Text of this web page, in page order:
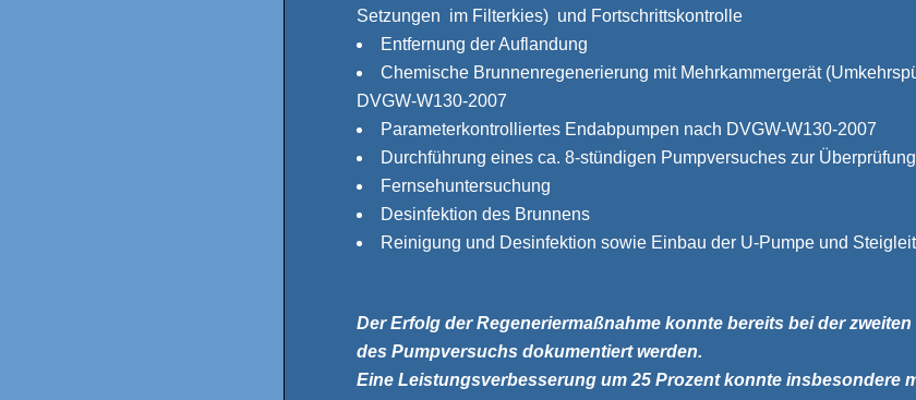
Setzungen im Filterkies) und Fortschrittskontrolle
Entfernung der Auflandung
Chemische Brunnenregenerierung mit Mehrkammergerät
DVGW-W130-2007
Parameterkontrolliertes Endabpumpen nach DVGW-W130-2007
Durchführung eines ca. 8-stündigen Pumpversuches zur
Fernsehuntersuchung
Desinfektion des Brunnens
Reinigung und Desinfektion sowie Einbau der U-Pumpe und
Der Erfolg der Regeneriermaßnahme konnte bereits bei der
des Pumpversuchs dokumentiert werden.
Eine Leistungsverbesserung um 25 Prozent konnte insbesondere